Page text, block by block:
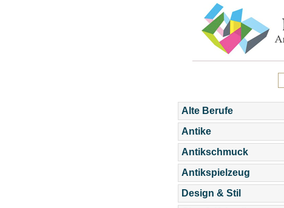
Alte Berufe
Antike
Antikschmuck
Antikspielzeug
Design & Stil